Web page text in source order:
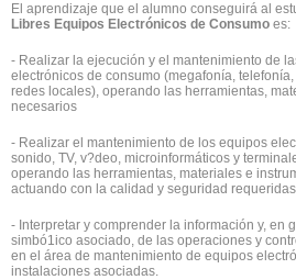
El aprendizaje que el alumno conseguirá al
Libres Equipos Electrónicos de Consumo es:
- Realizar la ejecución y el mantenimiento de
electrónicos de consumo (megafonía,
redes locales), operando las herramientas,
necesarios
- Realizar el mantenimiento de los equipos
sonido, TV, v?deo, microinformáticos y
operando las herramientas, materiales e
actuando con la calidad y seguridad requeridas
- Interpretar y comprender la información y, en
simbó1ico asociado, de las operaciones y
en el área de mantenimiento de equipos
instalaciones asociadas.